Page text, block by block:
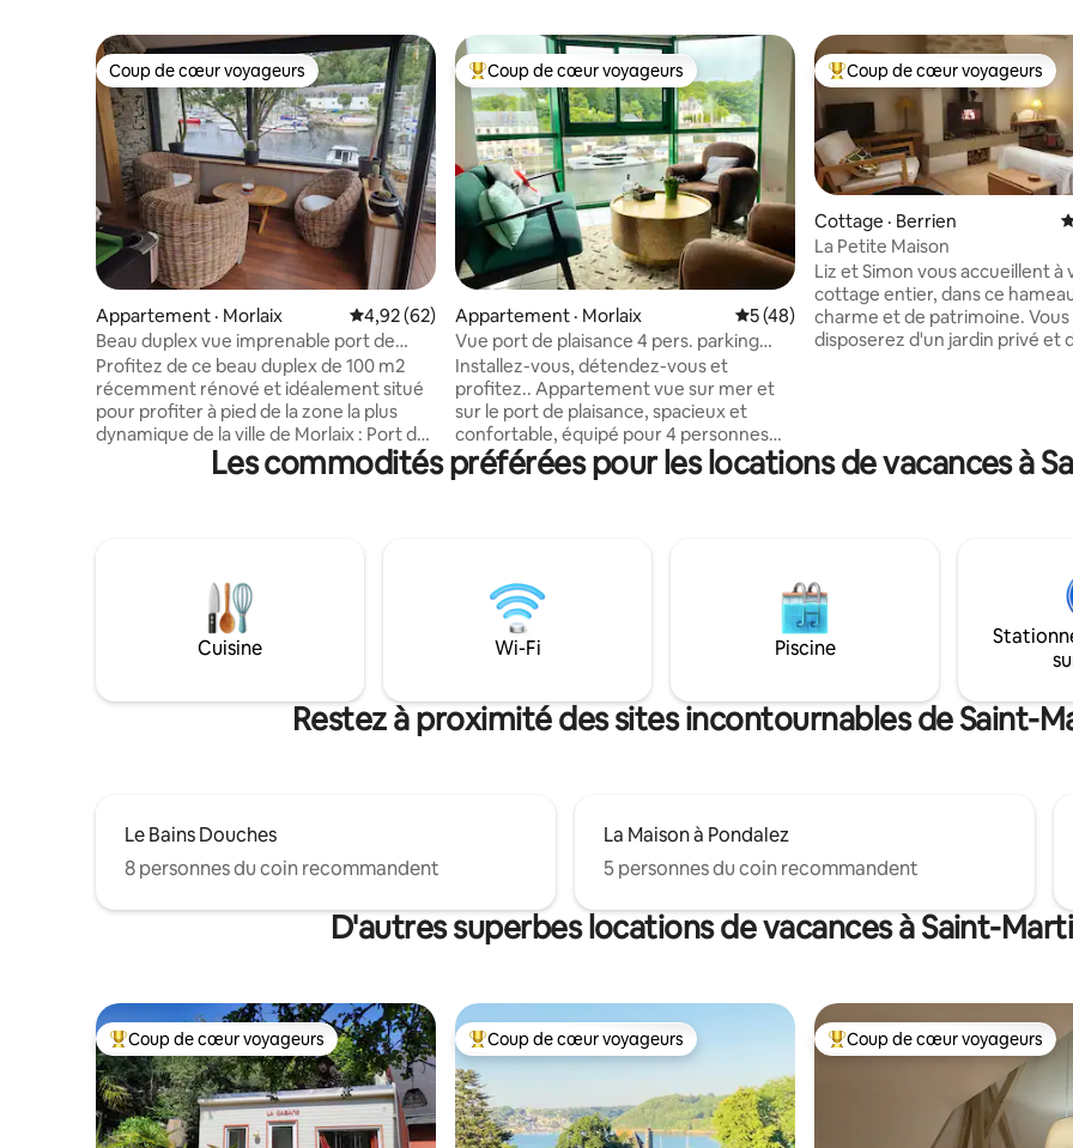
Coup de cœur voyageurs
Coup de cœur voyageurs
Appartement · Morlaix Note moyenne de 4,92 sur 5, 62 commentaires
4,92 (62)
Beau duplex vue imprenable port de
plaisance
Profitez de ce beau duplex de 100 m2
récemment rénové et idéalement situé
pour profiter à pied de la zone la plus
dynamique de la ville de Morlaix : Port de
plaisance, café concert, cinémas,
expositions, et divers événements dans
stratégique pour pouvoir profiter à la fois
des magnifiques côtes de la baie de
Morlaix et de sa ville chargée d'histoire!
Coup de cœur voyageurs parmi les plus aimés
Coup de cœur voyageurs
Appartement · Morlaix Note moyenne de 5 sur 5, 48
5 (48)
Vue port de plaisance 4 pers. parking
ascenseur
Installez-vous, détendez-vous et
profitez.. Appartement vue sur mer et
sur le port de plaisance, spacieux et
confortable, équipé pour 4 personnes
dans une résidence de standing avec
ascenseur, bénéficiant d’une vue
gratuit inclus, box sur demande. Proche
des plages de Carantec, Plougasnou, Île
Callot, Île de Batz, Dourduff-en-mer,
Locqu..
Coup de cœur voyageurs
Coup de cœur voyageurs
Cottage · Berrien
La Petite Maison
Liz et Simon vous accueillent à
cottage entier, dans ce
charme et de patrimoine. Vous
disposerez d'un jardin privé et
Huelgoat et de ses cafés,
restaurants au bord du lac. Berrien
Les commodités préférées pour les locations de vacances à
Cuisine Wi-Fi Piscine
Restez à proximité des sites incontournables de Saint-
Le Bains Douches
8 personnes du coin recommandent
La Maison à Pondalez
5 personnes du coin recommandent
D'autres superbes locations de vacances à Saint-
Coup de cœur voyageurs parmi les plus aimés
Coup de cœur voyageurs Coup de cœur voyageurs parmi les plus aimés
Coup de cœur voyageurs Coup de cœur voyageurs
Coup de cœur voyageurs